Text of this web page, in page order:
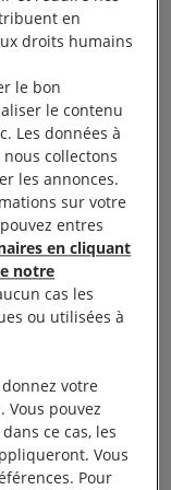
est sans
Selon nos
s’est
d’agir pour
Elle est
pour la liberté
humains au
2020, Maryia
de la
Svetlana
en
droits humains
le bon
le contenu
Les données à
collectons
les annonces.
sur votre
entres
en cliquant
notre
cas les
ou utilisées à
donnez votre
Vous pouvez
ce cas, les
Vous
Pour